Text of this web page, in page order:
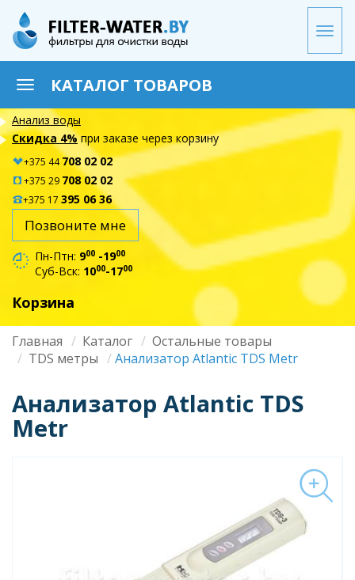
Перейти
основному
содержанию
ToggleКАТАЛОГ ТОВАРОВ
Анализ воды
Скидка 4%при заказе через корзину
+375 44708 02 02
+375 29 708 02 02
+375 17 395 06 36
Позвоните мне
Пн-Птн: 900 -1900
Суб-Вск: 1000-1700
Корзина
Строка
навигации
Главная Каталог
Остальные товары
TDS метры
Анализатор Atlantic TDS Metr
Анализатор Atlantic TDS
Metr